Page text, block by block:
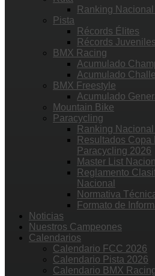
Ranking
Pista
Récords Élites
Récords Juveniles
BMX Racing
Acumulado
Acumulado
BMX Freestyle
Acumulado
Mountain Bike
Paracycling
Ranking
Resultados Copa
Paracycling 2026
Master List
Reglamento
Nacional
Normativa
Formato de
Noticias
Nuestros Campeones
Calendarios
Calendario FCC 2026
Calendario Pista 2026
Calendario BMX